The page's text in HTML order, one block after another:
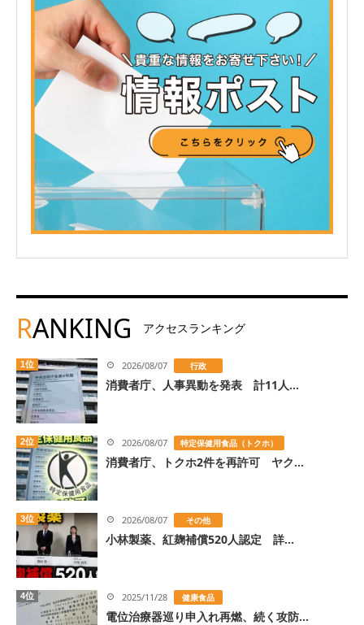
RANKING アクセスランキング
1位 2026/08/07 行政
消費者庁、人事異動を発表 計11人...
2位 2026/08/07 特定保健用食品（トクホ）
消費者庁、トクホ2件を再許可 ヤク...
3位 2026/08/07 その他
小林製薬、紅麹補償520人認定 詳...
4位 2025/11/28 健康食品
電位治療器巡り申入れ再燃、続く攻防...